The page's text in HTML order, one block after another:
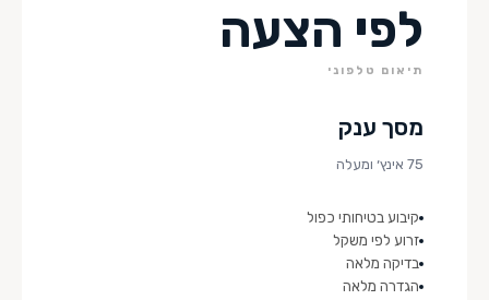
לפי הצעה
תיאום טלפוני
מסך ענק
75 אינץ׳ ומעלה
קיבוע בטיחותי כפול
זרוע לפי משקל
בדיקה מלאה
הגדרה מלאה